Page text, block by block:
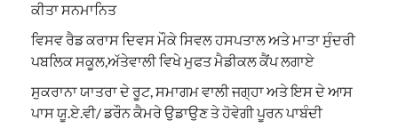
ਕੀਤਾ ਸਨਮਾਨਿਤ
ਵਿਸਵ ਰੈਡ ਕਰਾਸ ਦਿਵਸ ਮੌਕੇ ਸਿਵਲ ਹਸਪਤਾਲ ਅਤੇ ਮਾਤਾ ਸੁੰਦਰੀ
ਪਬਲਿਕ ਸਕੂਲ,ਅੱਤੇਵਾਲੀ ਵਿਖੇ ਮੁਫਤ ਮੈਡੀਕਲ ਕੈਂਪ ਲਗਾਏ
ਸੁਕਰਾਨਾ ਯਾਤਰਾ ਦੇ ਰੂਟ, ਸਮਾਗਮ ਵਾਲੀ ਜਗ੍ਹਾ ਅਤੇ ਇਸ ਦੇ ਆਸ
ਪਾਸ ਯੂ.ਏ.ਵੀ/ ਡਰੌਨ ਕੈਮਰੇ ਉਡਾਉਣ ਤੇ ਹੋਵੇਗੀ ਪੂਰਨ ਪਾਬੰਦੀ